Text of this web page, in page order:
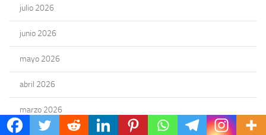
julio 2026
junio 2026
mayo 2026
abril 2026
marzo 2026